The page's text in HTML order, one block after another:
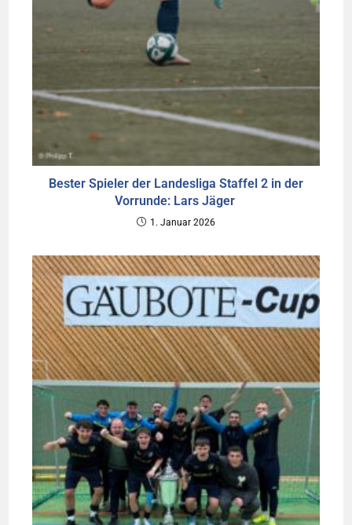
Bester Spieler der Landesliga Staffel 2 in der
Vorrunde: Lars Jäger
1. Januar 2026